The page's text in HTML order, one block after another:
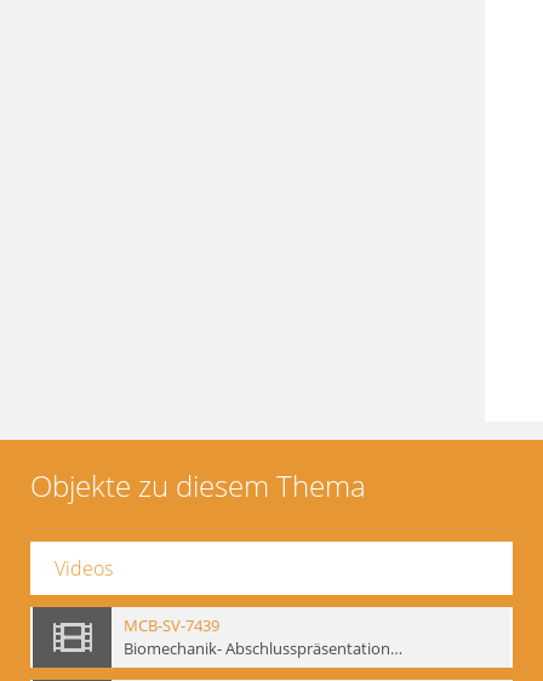
Objekte zu diesem Thema
Videos
MCB-SV-7439
Biomechanik- Abschlusspräsentation des Workshops Sommer 2001